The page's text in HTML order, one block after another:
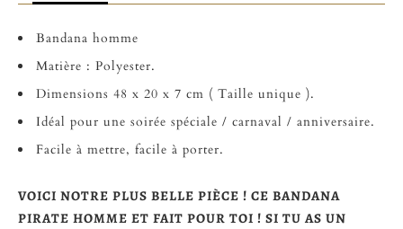
Bandana homme
Matière : Polyester.
Dimensions 48 x 20 x 7 cm ( Taille unique ).
Idéal pour une soirée spéciale / carnaval / anniversaire.
Facile à mettre, facile à porter.
VOICI NOTRE PLUS BELLE PIÈCE ! CE BANDANA
PIRATE HOMME ET FAIT POUR TOI ! SI TU AS UN